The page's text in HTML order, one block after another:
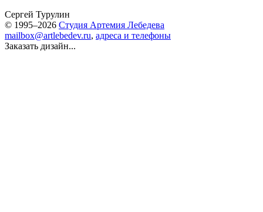
Сергей Турулин
© 1995–2026 Студия Артемия Лебедева
mailbox@artlebedev.ru, адреса и телефоны
Заказать дизайн...